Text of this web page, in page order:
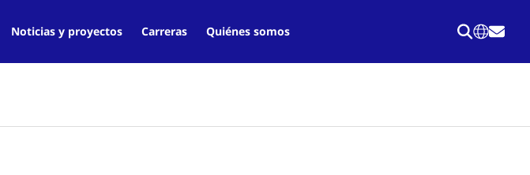
Noticias y proyectos Carreras Quiénes somos